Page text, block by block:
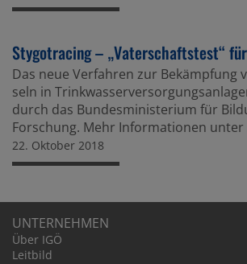
Stygo­tra­cing – „Vater­schafts­test“
Das neue Verfahren zur Bekämp­fung
seln in
durch das Bundes­mi­nis­te­rium für
Forschung. Mehr Infor­ma­tionen unter
22. Oktober 2018
UNTER­NEHMEN
Über IGÖ
Leitbild